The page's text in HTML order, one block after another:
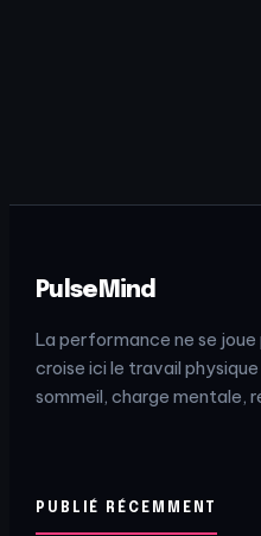
PulseMind
La performance ne se
croise ici le travail
sommeil, charge mentale,
PUBLIÉ RÉCEMMENT